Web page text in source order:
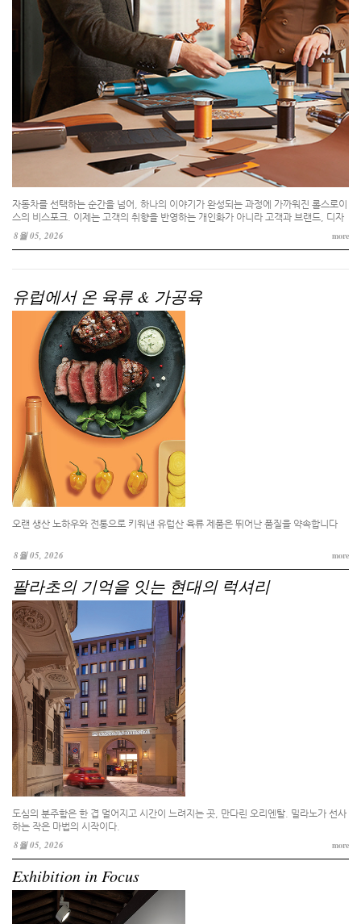
자동차를 선택하는 순간을 넘어, 하나의 이야기가 완성되는 과정에 가까워진 롤스로이
스의 비스포크. 이제는 고객의 취향을 반영하는 개인화가 아니라 고객과 브랜드, 디자
이너와 장인이 함께 하나의 작품을 만들어가는 코크리에이션의 정수를 추구한다.
8월 05, 2026 more
유럽에서 온 육류 & 가공육
오랜 생산 노하우와 전통으로 키워낸 유럽산 육류 제품은 뛰어난 품질을 약속합니다
8월 05, 2026 more
팔라초의 기억을 잇는 현대의 럭셔리
도심의 분주함은 한 겹 멀어지고 시간이 느려지는 곳, 만다린 오리엔탈. 밀라노가 선사
하는 작은 마법의 시작이다.
8월 05, 2026 more
Exhibition in Focus